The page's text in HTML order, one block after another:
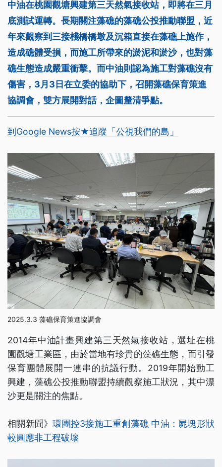
中油在桃園觀塘興建第三天然氣接收站，即將在三月
底測試運轉。長期關注藻礁的藻礁公投推動聯盟，近
年來觀察到三接棧橋橋墩及沉箱直接在藻礁上施作，
造成礁體受損，而施工所帶來的淤泥和淤沙，也對藻
礁生態造成嚴重衝擊。而中油則認為施工對藻礁沒有
傷害，3月3日在立委的協助下，召開藻礁保育策進
協調會，雙方展開對話，企圖釐清爭點。
到Google News按★追蹤「公視我們的島」
2025.3.3 藻礁保育策進協調會
2014年中油計畫興建第三天然氣接收站，選址在桃
園觀塘工業區，由於當地有珍貴的藻礁生態，而引發
保育團體展開一連串的抗議行動。2019年開始動工
興建，藻礁公投推動聯盟持續觀察施工狀況，其中漂
沙更是關注的焦點。
相關新聞》環團控3接施工重創藻礁 中油：屍塊形狀
較圓應非工程破壞